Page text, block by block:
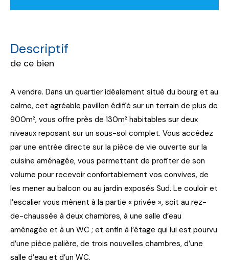
descriptif
de ce bien
A vendre. Dans un quartier idéalement situé du bourg et au
calme, cet agréable pavillon édifié sur un terrain de plus de
900m², vous offre près de 130m² habitables sur deux
niveaux reposant sur un sous-sol complet. Vous accédez
par une entrée directe sur la pièce de vie ouverte sur la
cuisine aménagée, vous permettant de profiter de son
volume pour recevoir confortablement vos convives, de
les mener au balcon ou au jardin exposés Sud. Le couloir et
l’escalier vous mènent à la partie « privée », soit au rez-
de-chaussée à deux chambres, à une salle d’eau
aménagée et à un WC ; et enfin à l’étage qui lui est pourvu
d’une pièce palière, de trois nouvelles chambres, d’une
salle d’eau et d’un WC.